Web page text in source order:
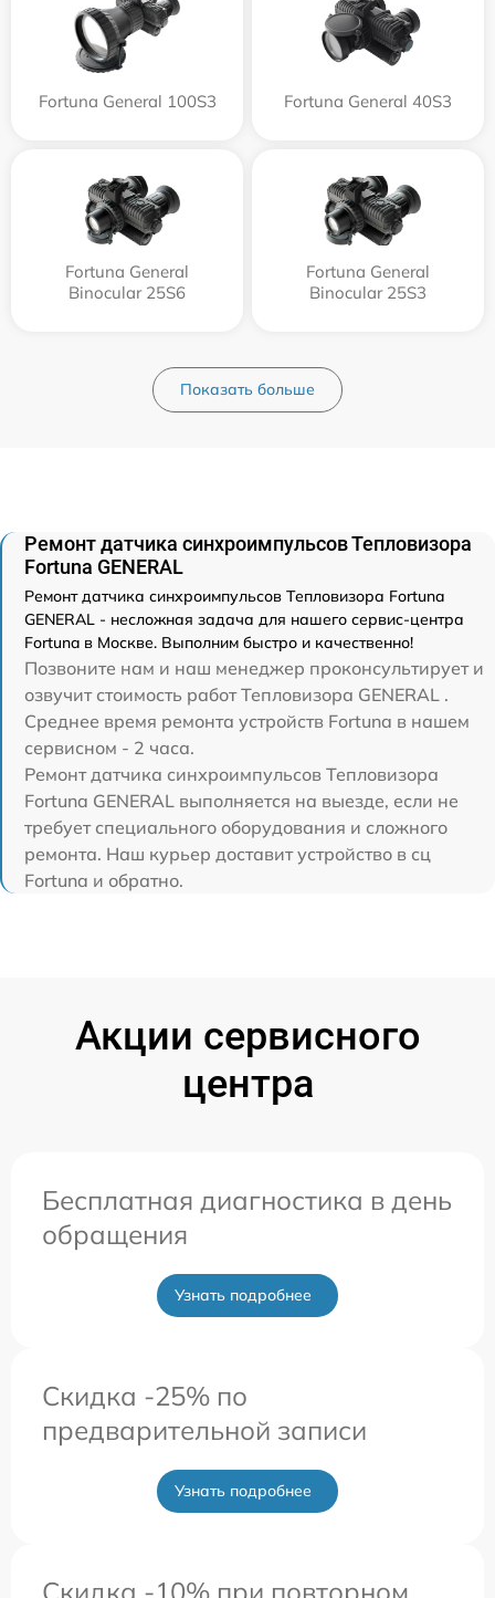
Fortuna General 100S3 Fortuna General 40S3
Fortuna General
Binocular 25S6
Fortuna General
Binocular 25S3
Показать больше
Ремонт датчика синхроимпульсов Тепловизора
Fortuna GENERAL
Ремонт датчика синхроимпульсов Тепловизора Fortuna
GENERAL - несложная задача для нашего сервис-центра
Fortuna в Москве. Выполним быстро и качественно!
Позвоните нам и наш менеджер проконсультирует и
озвучит стоимость работ Тепловизора GENERAL .
Среднее время ремонта устройств Fortuna в нашем
сервисном - 2 часа.
Ремонт датчика синхроимпульсов Тепловизора
Fortuna GENERAL выполняется на выезде, если не
требует специального оборудования и сложного
ремонта. Наш курьер доставит устройство в сц
Fortuna и обратно.
Акции сервисного
центра
Бесплатная диагностика в день
обращения
Узнать подробнее
Скидка -25% по
предварительной записи
Узнать подробнее
Скидка -10% при повторном